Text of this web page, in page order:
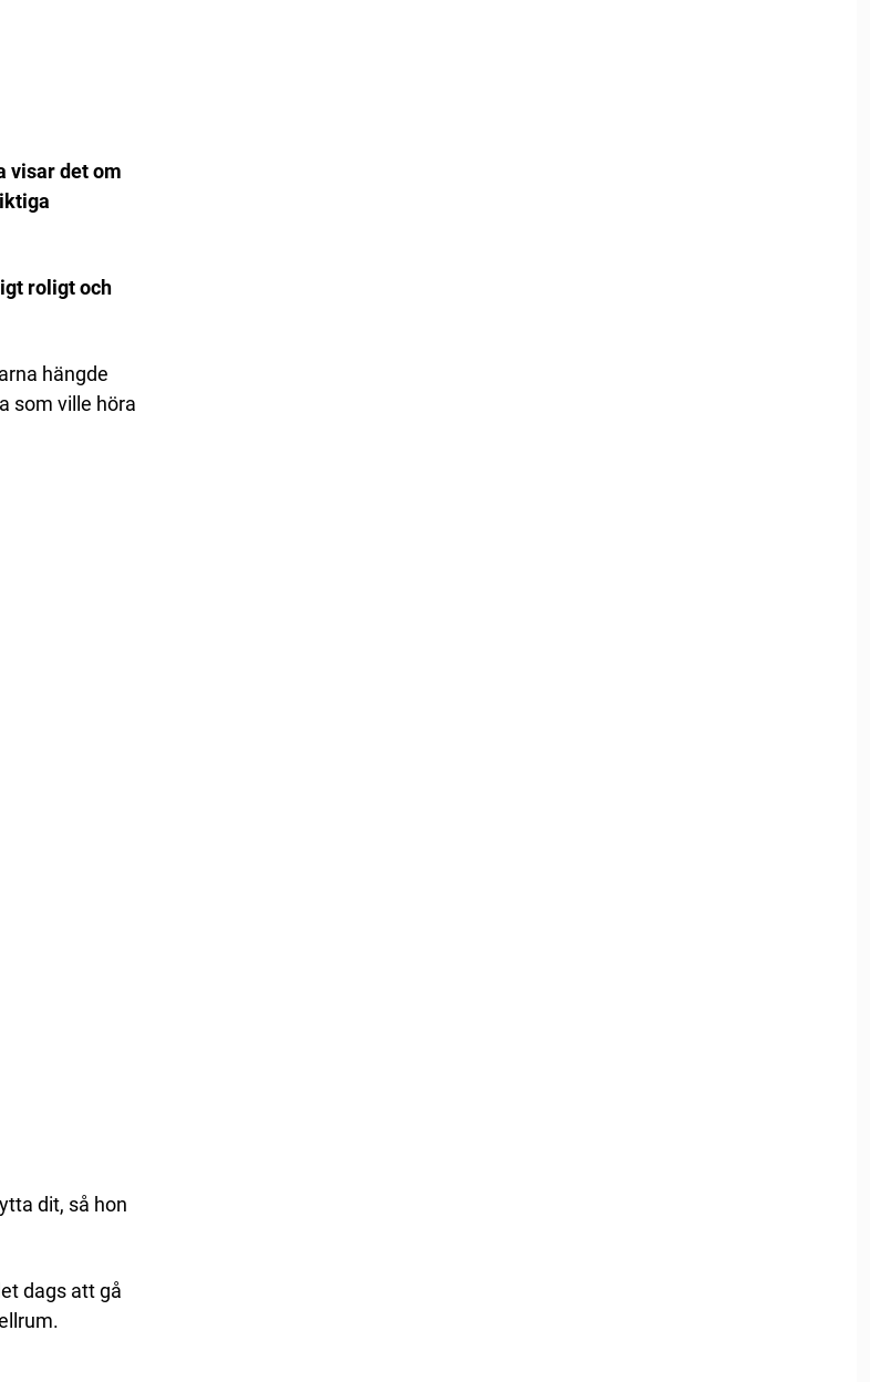
visar det om
roligt och
hängde
som ville höra
dit, så hon
dags att gå